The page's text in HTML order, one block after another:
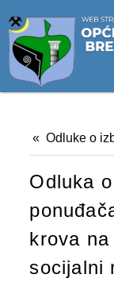
Odluke o
Odluka
krova
socijalni
OPĆINSKO
VIJEĆNICI
ZAPISNICI
DOKUMENTI
SLUŽBENI